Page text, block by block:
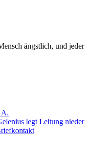
ängstlich, und jeder
A.
legt Leitung nieder